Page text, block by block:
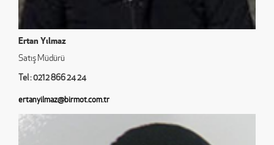
Ertan Yılmaz
Satış Müdürü
Tel : 0212 866 24 24
ertanyilmaz@birmot.com.tr